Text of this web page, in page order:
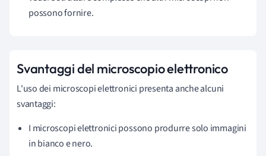
possono fornire.
Svantaggi del microscopio elettronico
L'uso dei microscopi elettronici presenta anche alcuni
svantaggi:
I microscopi elettronici possono produrre solo immagini
in bianco e nero.